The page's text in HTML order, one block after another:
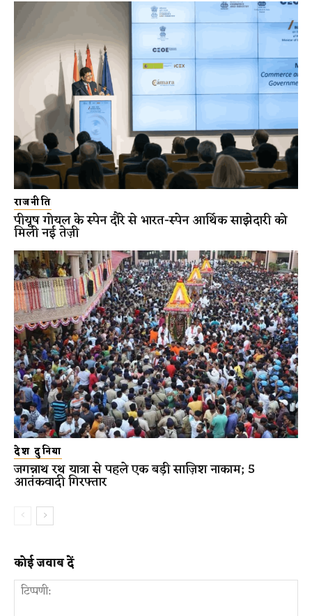
राजनीति
पीयूष गोयल के स्पेन दौरे से भारत-स्पेन आर्थिक साझेदारी को
मिली नई तेज़ी
देश दुनिया
जगन्नाथ रथ यात्रा से पहले एक बड़ी साज़िश नाकाम; 5
आतंकवादी गिरफ्तार
कोई जवाब दें